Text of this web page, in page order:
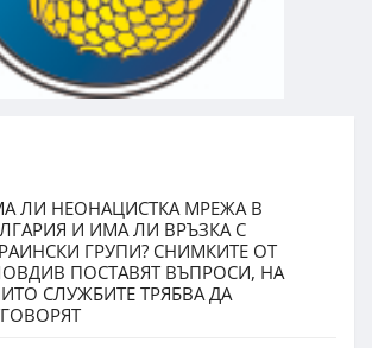
ЛИ НЕОНАЦИСТКА МРЕЖА В
И ИМА ЛИ ВРЪЗКА С
ГРУПИ? СНИМКИТЕ ОТ
ПОСТАВЯТ ВЪПРОСИ, НА
СЛУЖБИТЕ ТРЯБВА ДА